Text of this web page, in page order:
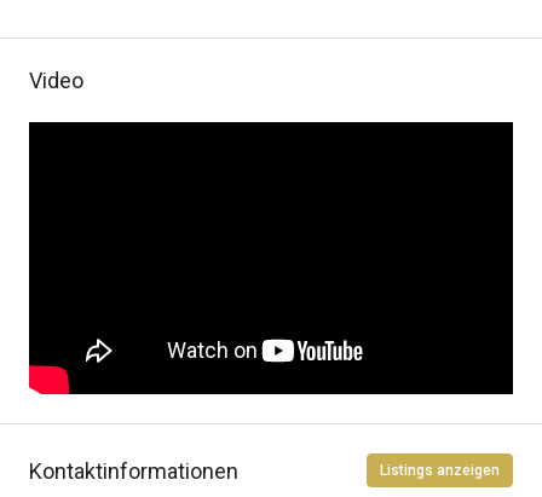
Video
Kontaktinformationen Listings anzeigen